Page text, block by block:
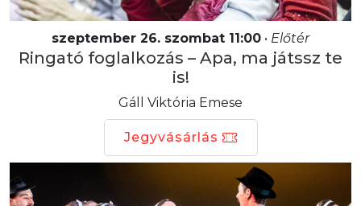
szeptember 26. szombat 11:00 • Előtér
Ringató foglalkozás – Apa, ma játssz te
is!
Gáll Viktória Emese
Jegyvásárlás